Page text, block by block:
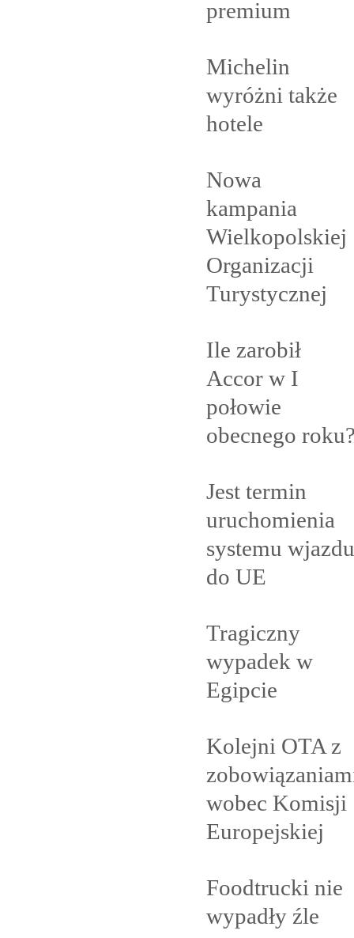
premium
Michelin
wyróżni także
hotele
Nowa
kampania
Wielkopolskiej
Organizacji
Turystycznej
Ile zarobił
Accor w I
połowie
obecnego
Jest termin
uruchomienia
systemu wjazdu
do UE
Tragiczny
wypadek w
Egipcie
Kolejni OTA z
wobec Komisji
Europejskiej
Foodtrucki nie
wypadły źle